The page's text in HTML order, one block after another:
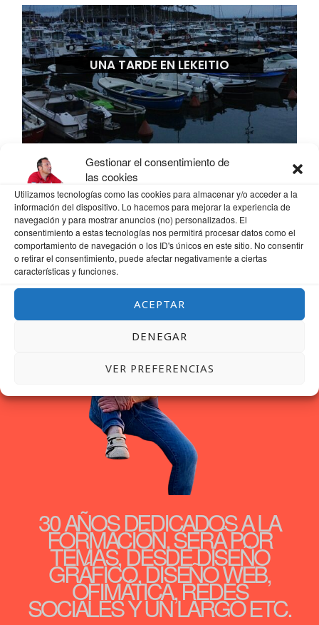
Gestionar el consentimiento de
las cookies
Utilizamos tecnologías como las cookies para almacenar y/o acceder a la
información del dispositivo. Lo hacemos para mejorar la experiencia de
navegación y para mostrar anuncios (no) personalizados. El
consentimiento a estas tecnologías nos permitirá procesar datos como el
comportamiento de navegación o los ID's únicos en este sitio. No consentir
o retirar el consentimiento, puede afectar negativamente a ciertas
características y funciones.
ACEPTAR
DENEGAR
VER PREFERENCIAS
UNA TARDE EN LEKEITIO
30 AÑOS DEDICADOS A LA
FORMACIÓN, SERÁ POR
TEMAS, DESDE DISEÑO
GRÁFICO, DISEÑO WEB,
OFIMÁTICA, REDES
SOCIALES Y UN LARGO ETC.